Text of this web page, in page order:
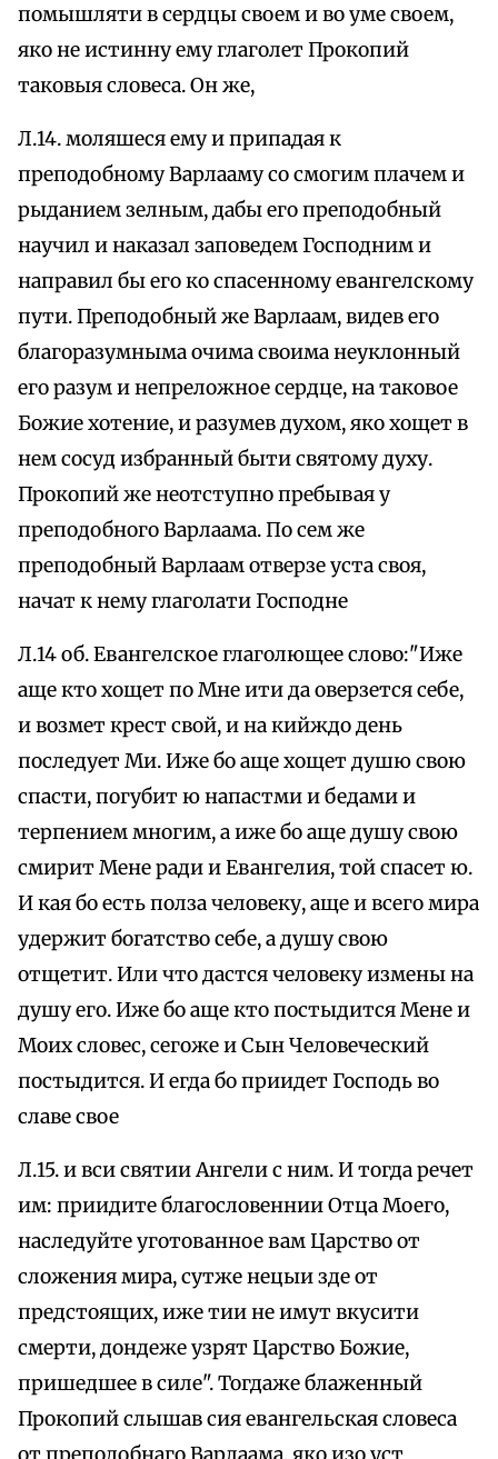
помышляти в сердцы своем и во уме своем,
яко не истинну ему глаголет Прокопий
таковыя словеса. Он же,
Л.14. моляшеся ему и припадая к
преподобному Варлааму со смогим плачем и
рыданием зелным, дабы его преподобный
научил и наказал заповедем Господним и
направил бы его ко спасенному евангелскому
пути. Преподобный же Варлаам, видев его
благоразумныма очима своима неуклонный
его разум и непреложное сердце, на таковое
Божие хотение, и разумев духом, яко хощет в
нем сосуд избранный быти святому духу.
Прокопий же неотступно пребывая у
преподобного Варлаама. По сем же
преподобный Варлаам отверзе уста своя,
начат к нему глаголати Господне
Л.14 об. Евангелское глаголющее слово:"Иже
аще кто хощет по Мне ити да оверзется себе,
и возмет крест свой, и на кийждо день
последует Ми. Иже бо аще хощет душю свою
спасти, погубит ю напастми и бедами и
терпением многим, а иже бо аще душу свою
смирит Мене ради и Евангелия, той спасет ю.
И кая бо есть полза человеку, аще и всего мира
удержит богатство себе, а душу свою
отщетит. Или что дастся человеку измены на
душу его. Иже бо аще кто постыдится Мене и
Моих словес, сегоже и Сын Человеческий
постыдится. И егда бо приидет Господь во
славе свое
Л.15. и вси святии Ангели с ним. И тогда речет
им: приидите благословеннии Отца Моего,
наследуйте уготованное вам Царство от
сложения мира, сутже нецыи зде от
предстоящих, иже тии не имут вкусити
смерти, дондеже узрят Царство Божие,
пришедшее в силе". Тогдаже блаженный
Прокопий слышав сия евангельская словеса